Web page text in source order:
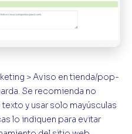
> Aviso en tienda/pop-
Se recomienda no
y usar solo mayúsculas
lo indiquen para evitar